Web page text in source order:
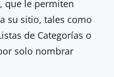
que le permiten
su sitio, tales como
de Categorías o
solo nombrar